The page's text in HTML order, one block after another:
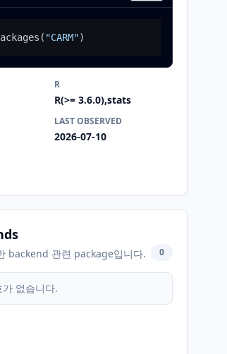
( "CARM")
R
R(>= 3.6.0),stats
LAST OBSERVED
2026-07-10
backend 관련 package입니다. 0
없습니다.